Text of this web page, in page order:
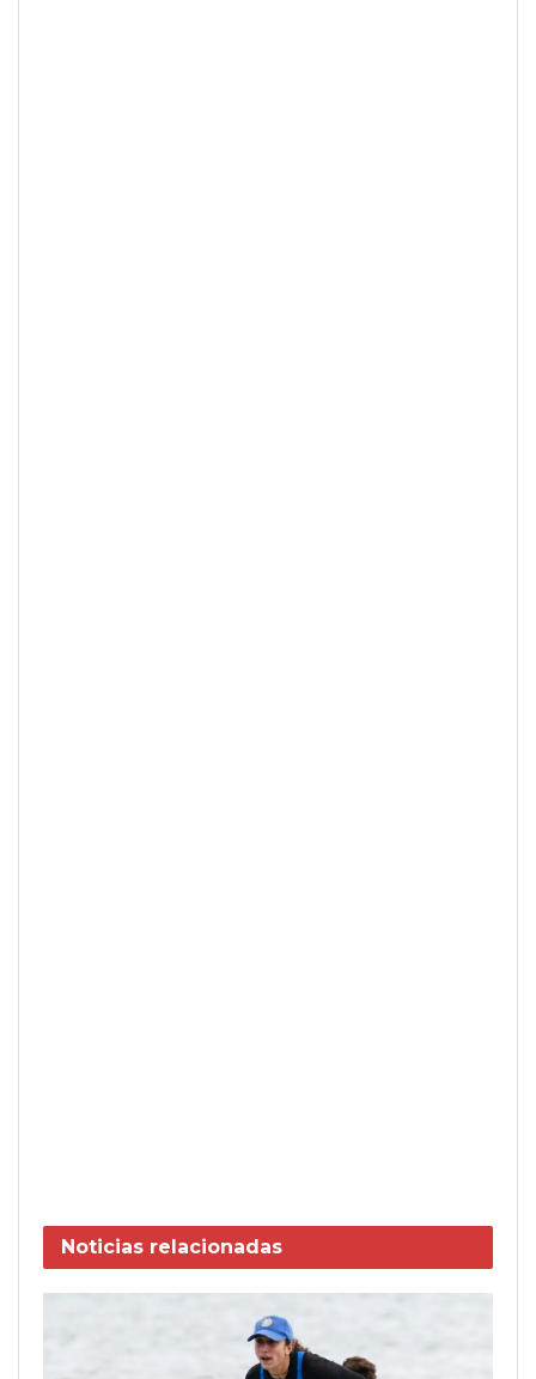
Noticias relacionadas